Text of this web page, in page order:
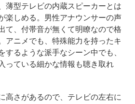
薄型テレビの内蔵スピーカーとは
楽しめる。男性アナウンサーの声
て、付帯音が無くて明瞭なので格
アニメでも、特殊能力を持ったキ
するような派手なシーン中でも、
っている細かな情報も聴き取れ
高さがあるので、テレビの左右に